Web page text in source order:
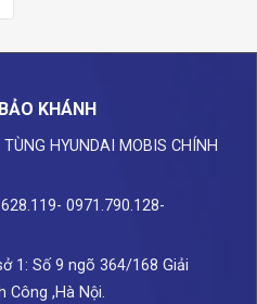
KHÁNH
HYUNDAI MOBIS CHÍNH
0971.790.128-
1: Số 9 ngõ 364/168 Giải
Công ,Hà Nội.